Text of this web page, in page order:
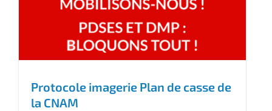
Protocole imagerie Plan de casse de
la CNAM